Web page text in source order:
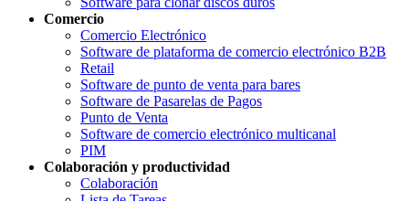
Comercio
Comercio Electrónico
Software de plataforma de comercio electrónico B2B
Retail
Software de punto de venta para bares
Software de Pasarelas de Pagos
Punto de Venta
Software de comercio electrónico multicanal
PIM
Colaboración y productividad
Colaboración